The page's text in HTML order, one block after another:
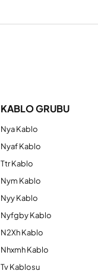
KABLO GRUBU
Nya Kablo
Nyaf Kablo
Ttr Kablo
Nym Kablo
Nyy Kablo
Nyfgby Kablo
N2Xh Kablo
Nhxmh Kablo
Tv Kablosu